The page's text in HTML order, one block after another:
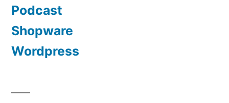
Podcast
Shopware
Wordpress